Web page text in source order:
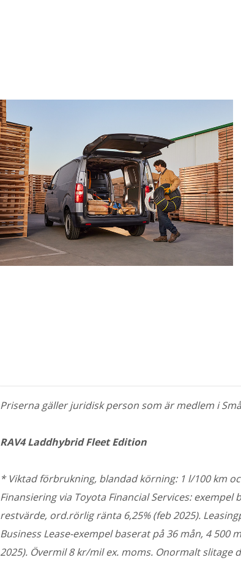
Priserna gäller juridisk person som är medlem i
RAV4 Laddhybrid Fleet Edition
* Viktad förbrukning, blandad körning: 1 l/100 km
Finansiering via Toyota Financial Services: exempel
restvärde, ord.rörlig ränta 6,25% (feb 2025).
Business Lease-exempel baserat på 36 mån, 4
2025). Övermil 8 kr/mil ex. moms. Onormalt